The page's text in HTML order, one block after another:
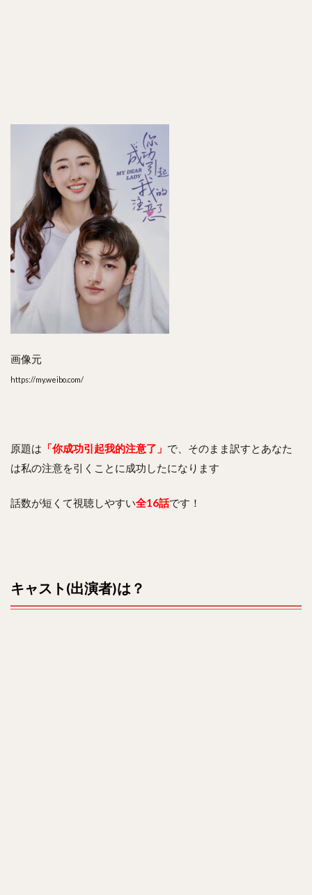
画像元
https://my.weibo.com/
原題は 「你成功引起我的注意了」 で、そのまま訳すとあなた
は私の注意を引くことに成功したになります
話数が短くて視聴しやすい全16話です！
キャスト(出演者)は？